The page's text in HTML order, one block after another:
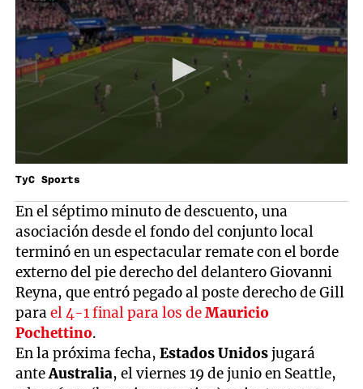
TyC Sports
En el séptimo minuto de descuento, una
asociación desde el fondo del conjunto local
terminó en un espectacular remate con el borde
externo del pie derecho del delantero Giovanni
Reyna, que entró pegado al poste derecho de Gill
parael 4-1 final para los deMauricio
Pochettino.
En la próxima fecha,Estados Unidosjugará
anteAustralia, el viernes 19 de junio en Seattle,